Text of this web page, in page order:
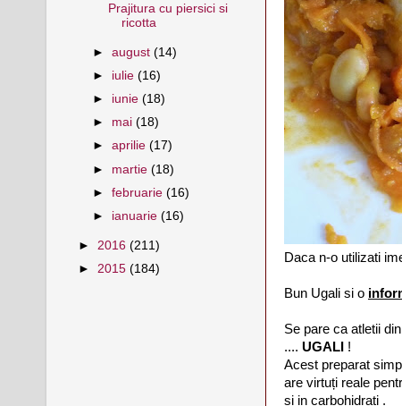
Daca n-o utilizati
Bun Ugali si o
Se pare ca atletii
.... UGALI !
Acest preparat
are virtuți reale
și in carbohidrați .
Prajitura cu piersici si
ricotta
►august(14)
► iulie(16)
► iunie(18)
► mai(18)
►aprilie(17)
► martie(18)
►februarie(16)
► ianuarie(16)
► 2016 (211)
► 2015 (184)